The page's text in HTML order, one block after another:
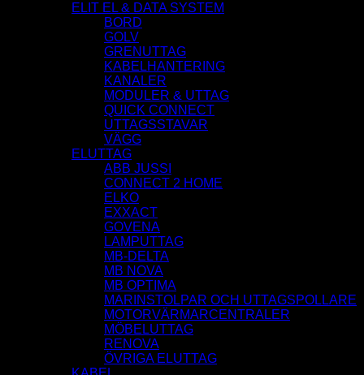
ELIT EL & DATA SYSTEM
BORD
GOLV
GRENUTTAG
KABELHANTERING
KANALER
MODULER & UTTAG
QUICK CONNECT
UTTAGSSTAVAR
VÄGG
ELUTTAG
ABB JUSSI
CONNECT 2 HOME
ELKO
EXXACT
GOVENA
LAMPUTTAG
MB-DELTA
MB NOVA
MB OPTIMA
MARINSTOLPAR OCH UTTAGSPOLLARE
MOTORVÄRMARCENTRALER
MÖBELUTTAG
RENOVA
ÖVRIGA ELUTTAG